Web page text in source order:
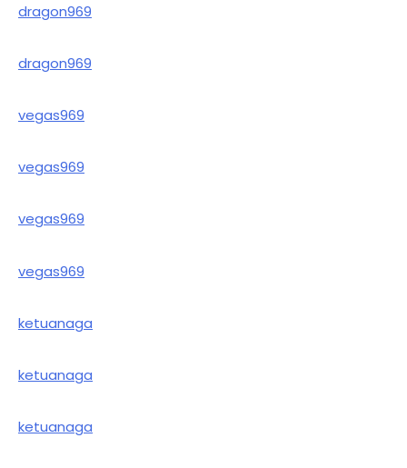
dragon969
dragon969
vegas969
vegas969
vegas969
vegas969
ketuanaga
ketuanaga
ketuanaga